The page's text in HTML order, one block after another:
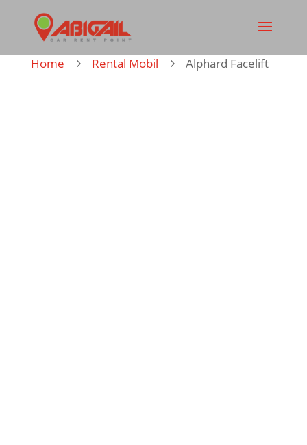
Home 5 Rental Mobil 5 Alphard Facelift